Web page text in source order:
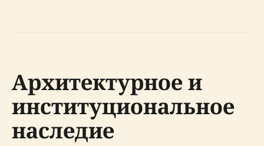
Архитектурное и
институциональное
наследие